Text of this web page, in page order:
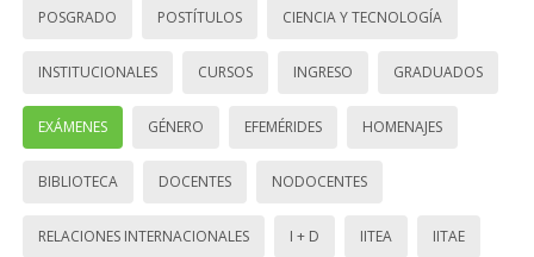
POSGRADO POSTÍTULOS CIENCIA Y TECNOLOGÍA
INSTITUCIONALES CURSOS INGRESO GRADUADOS
EXÁMENES GÉNERO EFEMÉRIDES HOMENAJES
BIBLIOTECA DOCENTES NODOCENTES
RELACIONES INTERNACIONALES I + D IITEA IITAE